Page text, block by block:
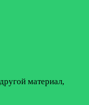
материал,